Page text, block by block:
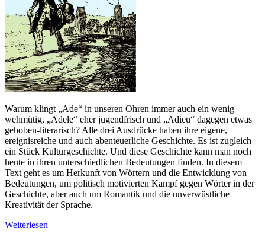
Warum klingt „Ade“ in unseren Ohren immer auch ein wenig
wehmütig, „Adele“ eher jugendfrisch und „Adieu“ dagegen etwas
gehoben-literarisch? Alle drei Ausdrücke haben ihre eigene,
ereignisreiche und auch abenteuerliche Geschichte. Es ist zugleich
ein Stück Kulturgeschichte. Und diese Geschichte kann man noch
heute in ihren unterschiedlichen Bedeutungen finden. In diesem
Text geht es um Herkunft von Wörtern und die Entwicklung von
Bedeutungen, um politisch motivierten Kampf gegen Wörter in der
Geschichte, aber auch um Romantik und die unverwüstliche
Kreativität der Sprache.
Weiterlesen